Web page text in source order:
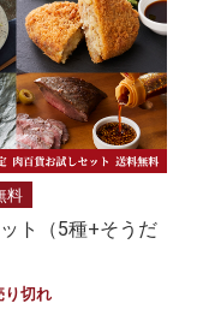
料
ト（5種+そうだ
り切れ